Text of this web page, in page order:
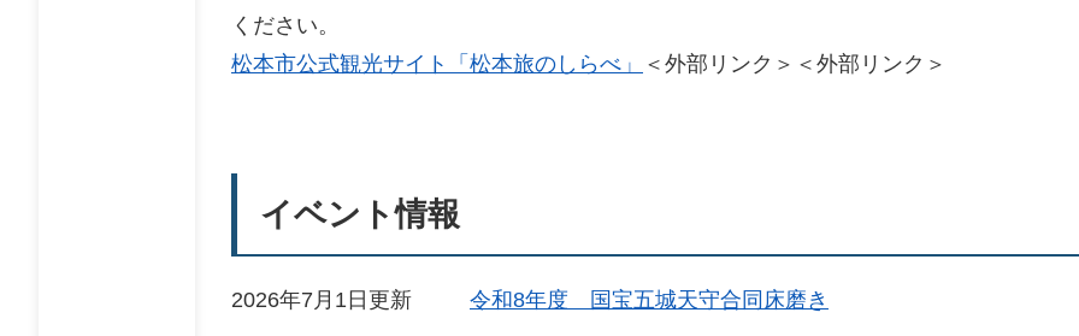
ください。
松本市公式観光サイト「松本旅のしらべ」
＜外部リンク＞ ＜外部リンク＞
イベント情報
2026年7月1日更新 令和8年度 国宝五城天守合同床磨き